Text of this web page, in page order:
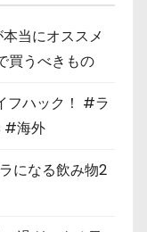
当にオススメ
買うべきもの
フハック！ #ラ
#海外
になる飲み物2